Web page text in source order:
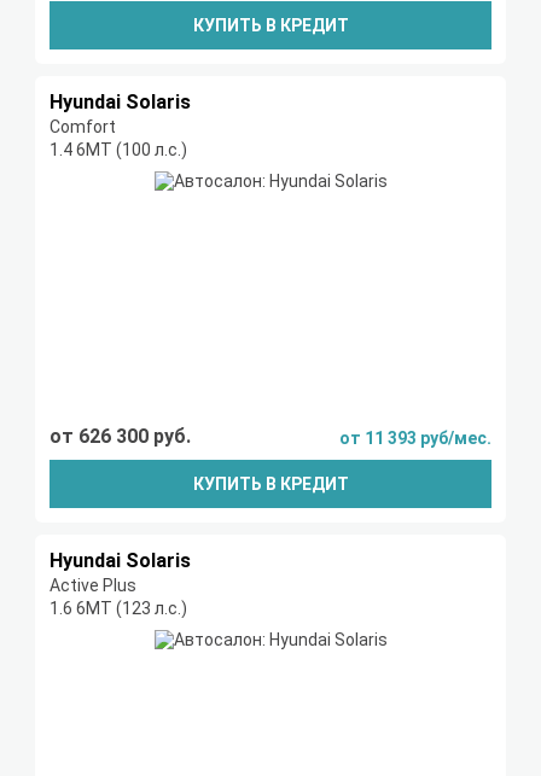
КУПИТЬ В КРЕДИТ
Hyundai Solaris
Comfort
1.4 6МТ (100 л.с.)
от 626 300 руб. от 11 393 руб/мес.
КУПИТЬ В КРЕДИТ
Hyundai Solaris
Active Plus
1.6 6МТ (123 л.с.)